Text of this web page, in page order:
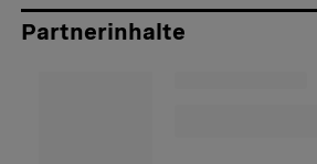
Partnerinhalte